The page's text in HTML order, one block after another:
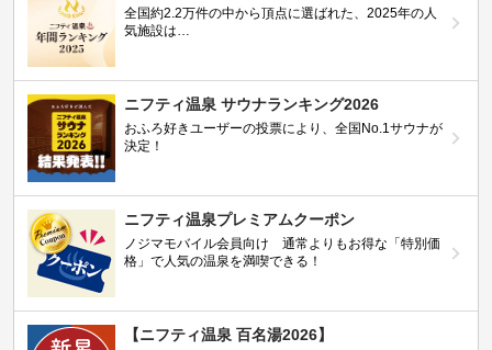
全国約2.2万件の中から頂点に選ばれた、2025年の人
気施設は…
ニフティ温泉 サウナランキング2026
おふろ好きユーザーの投票により、全国No.1サウナが
決定！
ニフティ温泉プレミアムクーポン
ノジマモバイル会員向け 通常よりもお得な「特別価
格」で人気の温泉を満喫できる！
【ニフティ温泉 百名湯2026】